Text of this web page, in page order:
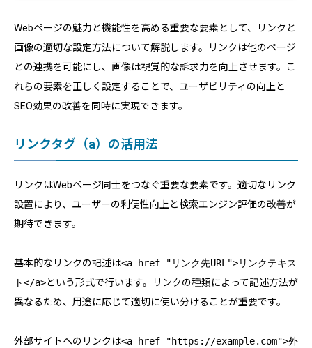
Webページの魅力と機能性を高める重要な要素として、リンクと
画像の適切な設定方法について解説します。リンクは他のページ
との連携を可能にし、画像は視覚的な訴求力を向上させます。こ
れらの要素を正しく設定することで、ユーザビリティの向上と
SEO効果の改善を同時に実現できます。
リンクタグ（a）の活用法
リンクはWebページ同士をつなぐ重要な要素です。適切なリンク
設置により、ユーザーの利便性向上と検索エンジン評価の改善が
期待できます。
基本的なリンクの記述は<a href="リンク先URL">リンクテキス
ト</a>という形式で行います。リンクの種類によって記述方法が
異なるため、用途に応じて適切に使い分けることが重要です。
外部サイトへのリンクは<a href="https://example.com">外